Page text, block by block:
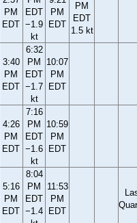
PM
EDT
EDT
−1.9
kt
PM
EDT
PM
EDT
1.5 kt
3:40
PM
EDT
6:32
PM
EDT
−1.7
kt
10:07
PM
EDT
4:26
PM
EDT
7:16
PM
EDT
−1.6
kt
10:59
PM
EDT
5:16
PM
EDT
8:04
PM
EDT
−1.4
11:53
PM
EDT